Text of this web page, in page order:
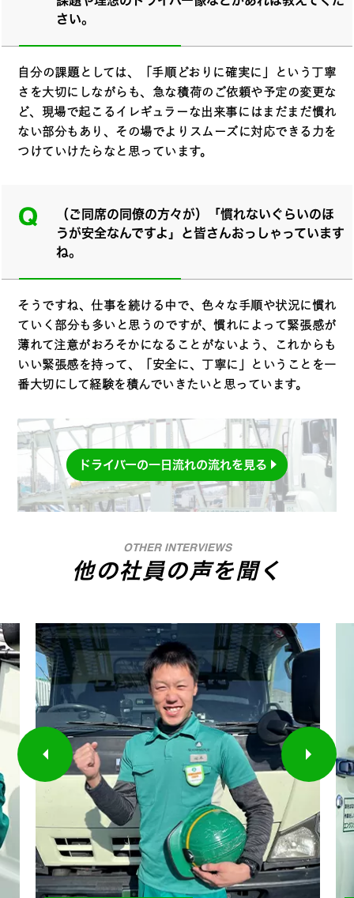
さい。
自分の課題としては、「手順どおりに確実に」という丁寧
さを大切にしながらも、急な積荷のご依頼や予定の変更な
ど、現場で起こるイレギュラーな出来事にはまだまだ慣れ
ない部分もあり、その場でよりスムーズに対応できる力を
つけていけたらなと思っています。
（ご同席の同僚の方々が）「慣れないぐらいのほ
うが安全なんですよ」と皆さんおっしゃっています
ね。
そうですね、仕事を続ける中で、色々な手順や状況に慣れ
ていく部分も多いと思うのですが、慣れによって緊張感が
薄れて注意がおろそかになることがないよう、これからも
いい緊張感を持って、「安全に、丁寧に」ということを一
番大切にして経験を積んでいきたいと思っています。
ドライバーの一日流れの流れを見る
OTHER INTERVIEWS
他の社員の声を聞く